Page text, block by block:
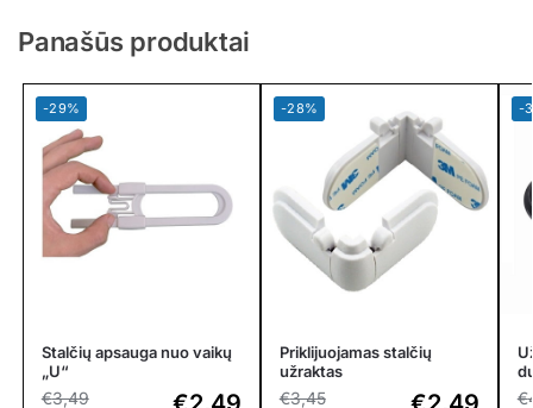
Panašūs produktai
-29%
Stalčių apsauga nuo vaikų
„U“
€3,49
-28%
Priklijuojamas stalčių
užraktas
€3,45
-
€